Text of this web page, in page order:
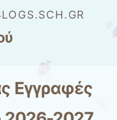
Εγγραφές